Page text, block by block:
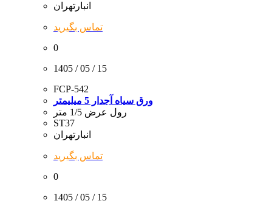
انبارتهران
تماس بگیرید
0
1405 / 05 / 15
FCP-542
ورق سیاه آجدار 5 میلیمتر
رول عرض 1/5 متر
ST37
انبارتهران
تماس بگیرید
0
1405 / 05 / 15